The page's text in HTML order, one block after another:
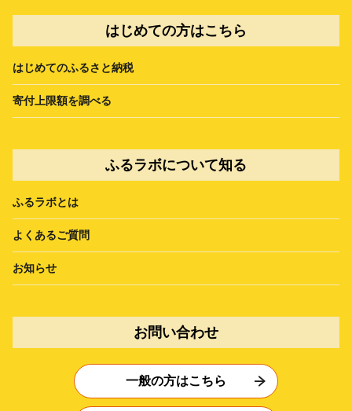
はじめての方はこちら
はじめてのふるさと納税
寄付上限額を調べる
ふるラボについて知る
ふるラボとは
よくあるご質問
お知らせ
お問い合わせ
一般の方はこちら